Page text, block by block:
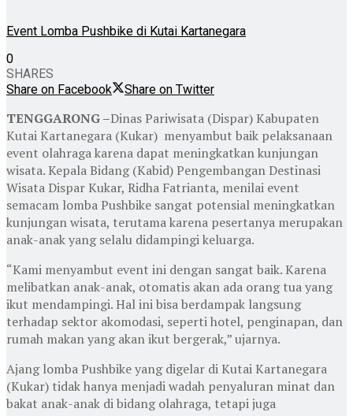
Event Lomba Pushbike di Kutai Kartanegara
0
SHARES
Share on Facebook
Share on Twitter
TENGGARONG –Dinas Pariwisata (Dispar) Kabupaten
Kutai Kartanegara (Kukar) menyambut baik pelaksanaan
event olahraga karena dapat meningkatkan kunjungan
wisata. Kepala Bidang (Kabid) Pengembangan Destinasi
Wisata Dispar Kukar, Ridha Fatrianta, menilai event
semacam lomba Pushbike sangat potensial meningkatkan
kunjungan wisata, terutama karena pesertanya merupakan
anak-anak yang selalu didampingi keluarga.
“Kami menyambut event ini dengan sangat baik. Karena
melibatkan anak-anak, otomatis akan ada orang tua yang
ikut mendampingi. Hal ini bisa berdampak langsung
terhadap sektor akomodasi, seperti hotel, penginapan, dan
rumah makan yang akan ikut bergerak,” ujarnya.
Ajang lomba Pushbike yang digelar di Kutai Kartanegara
(Kukar) tidak hanya menjadi wadah penyaluran minat dan
bakat anak-anak di bidang olahraga, tetapi juga